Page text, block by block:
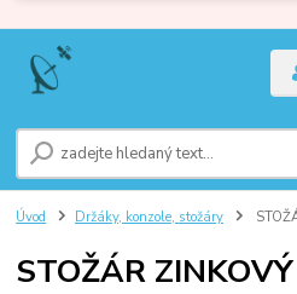
Úvod Držáky, konzole, stožáry
STOŽÁR